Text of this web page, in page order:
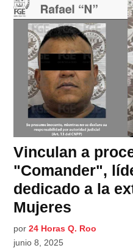
Vinculan a
"Comander",
dedicado a la
Mujeres
por 24 Horas Q. Roo
junio 8, 2025